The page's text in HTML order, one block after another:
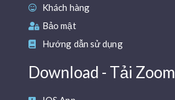
Khách hàng
Bảo mật
Hướng dẫn sử dụng
Download - Tải Zoom